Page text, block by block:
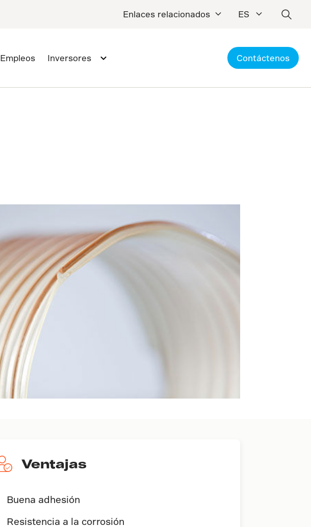
Enlaces relacionados ES
Empleos Inversores Contáctenos
Ventajas
Buena adhesión
Resistencia a la corrosión